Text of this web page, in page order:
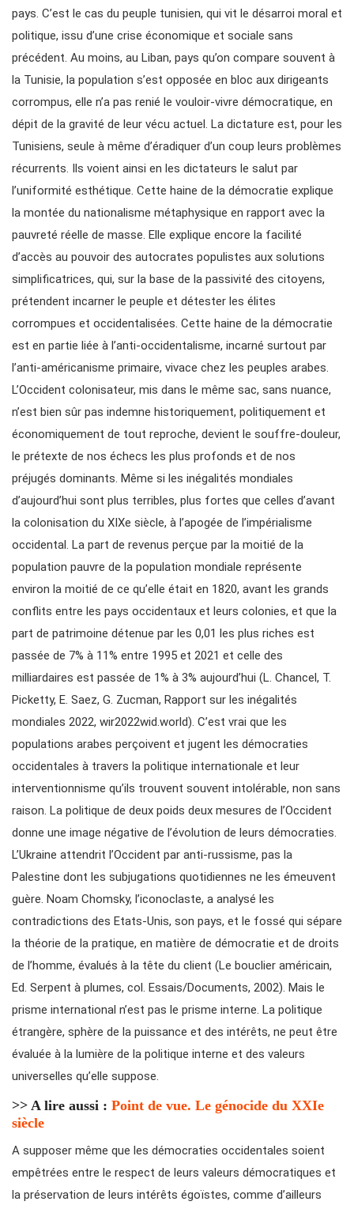
pays. C’est le cas du peuple tunisien, qui vit le désarroi moral et
politique, issu d’une crise économique et sociale sans
précédent. Au moins, au Liban, pays qu’on compare souvent à
la Tunisie, la population s’est opposée en bloc aux dirigeants
corrompus, elle n’a pas renié le vouloir-vivre démocratique, en
dépit de la gravité de leur vécu actuel. La dictature est, pour les
Tunisiens, seule à même d’éradiquer d’un coup leurs problèmes
récurrents. Ils voient ainsi en les dictateurs le salut par
l’uniformité esthétique. Cette haine de la démocratie explique
la montée du nationalisme métaphysique en rapport avec la
pauvreté réelle de masse. Elle explique encore la facilité
d’accès au pouvoir des autocrates populistes aux solutions
simplificatrices, qui, sur la base de la passivité des citoyens,
prétendent incarner le peuple et détester les élites
corrompues et occidentalisées. Cette haine de la démocratie
est en partie liée à l’anti-occidentalisme, incarné surtout par
l’anti-américanisme primaire, vivace chez les peuples arabes.
L’Occident colonisateur, mis dans le même sac, sans nuance,
n’est bien sûr pas indemne historiquement, politiquement et
économiquement de tout reproche, devient le souffre-douleur,
le prétexte de nos échecs les plus profonds et de nos
préjugés dominants. Même si les inégalités mondiales
d’aujourd’hui sont plus terribles, plus fortes que celles d’avant
la colonisation du XIXe siècle, à l’apogée de l’impérialisme
occidental. La part de revenus perçue par la moitié de la
population pauvre de la population mondiale représente
environ la moitié de ce qu’elle était en 1820, avant les grands
conflits entre les pays occidentaux et leurs colonies, et que la
part de patrimoine détenue par les 0,01 les plus riches est
passée de 7% à 11% entre 1995 et 2021 et celle des
milliardaires est passée de 1% à 3% aujourd’hui (L. Chancel, T.
Picketty, E. Saez, G. Zucman, Rapport sur les inégalités
mondiales 2022, wir2022wid.world). C’est vrai que les
populations arabes perçoivent et jugent les démocraties
occidentales à travers la politique internationale et leur
interventionnisme qu’ils trouvent souvent intolérable, non sans
raison. La politique de deux poids deux mesures de l’Occident
donne une image négative de l’évolution de leurs démocraties.
L’Ukraine attendrit l’Occident par anti-russisme, pas la
Palestine dont les subjugations quotidiennes ne les émeuvent
guère. Noam Chomsky, l’iconoclaste, a analysé les
contradictions des Etats-Unis, son pays, et le fossé qui sépare
la théorie de la pratique, en matière de démocratie et de droits
de l’homme, évalués à la tête du client (Le bouclier américain,
Ed. Serpent à plumes, col. Essais/Documents, 2002). Mais le
prisme international n’est pas le prisme interne. La politique
étrangère, sphère de la puissance et des intérêts, ne peut être
évaluée à la lumière de la politique interne et des valeurs
universelles qu’elle suppose.
>> A lire aussi : Point de vue. Le génocide du XXIe
siècle
A supposer même que les démocraties occidentales soient
empêtrées entre le respect de leurs valeurs démocratiques et
la préservation de leurs intérêts égoïstes, comme d’ailleurs